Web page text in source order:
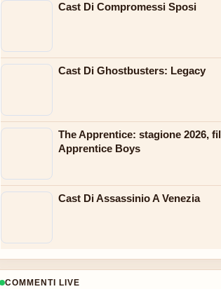
Cast Di Compromessi Sposi
Cast Di Ghostbusters: Legacy
The Apprentice: stagione 2026,
Apprentice Boys
Cast Di Assassinio A Venezia
COMMENTI LIVE